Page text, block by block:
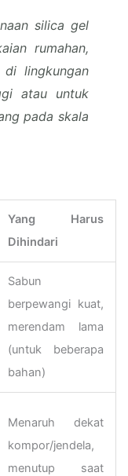
silica gel
rumahan,
lingkungan
atau untuk
pada skala
Yang Harus
Dihindari
Sabun
berpewangi kuat,
merendam lama
(untuk beberapa
bahan)
Menaruh dekat
kompor/jendela,
menutup saat